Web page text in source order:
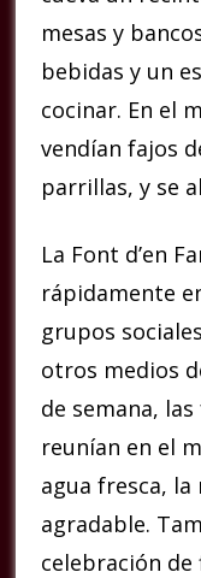
mesas y
bebidas y un
cocinar. En el
vendían fajos
parrillas, y se
La Font d’en
rápidamente
grupos
otros medios
de semana,
reunían en el
agua fresca,
agradable.
celebración de